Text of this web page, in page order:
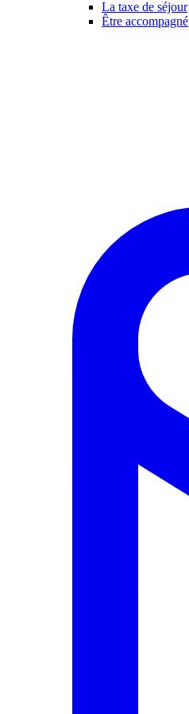
La taxe de séjour
Être accompagné